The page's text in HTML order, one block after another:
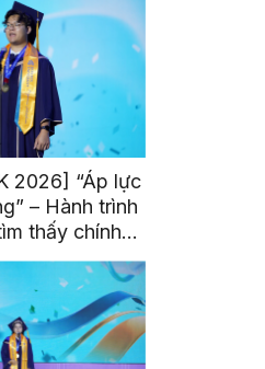
2026] “Áp lực
– Hành trình
thấy chính